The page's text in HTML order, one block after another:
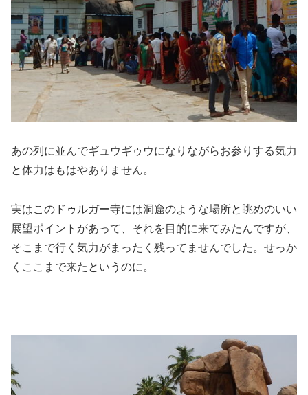
あの列に並んでギュウギゥウになりながらお参りする気力
と体力はもはやありません。
実はこのドゥルガー寺には洞窟のような場所と眺めのいい
展望ポイントがあって、それを目的に来てみたんですが、
そこまで行く気力がまったく残ってませんでした。せっか
くここまで来たというのに。